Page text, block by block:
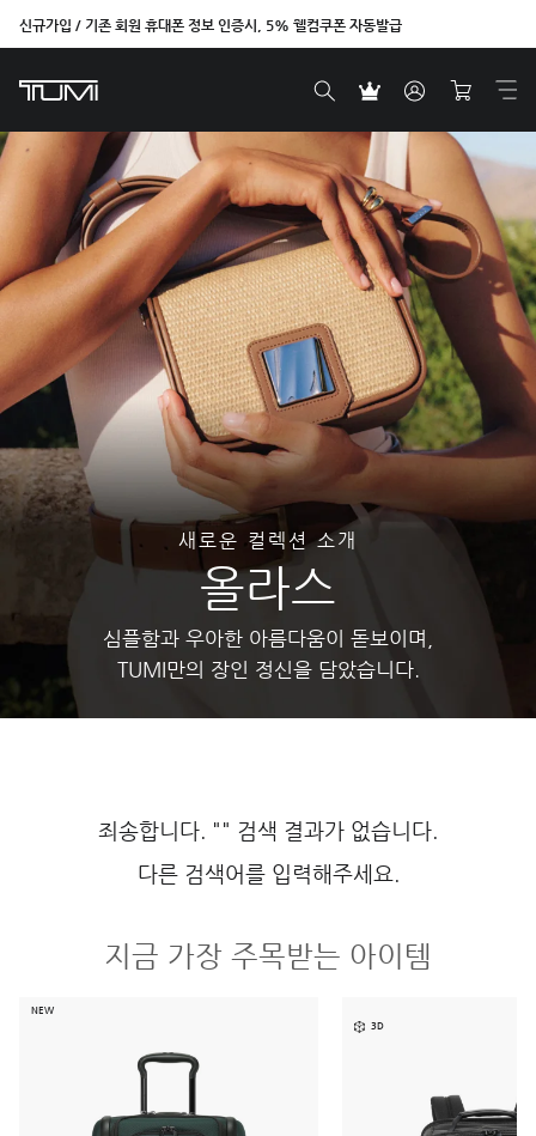
신규가입 / 기존 회원 휴대폰 정보 인증시, 5% 웰컴쿠폰 자동발급
새로운 컬렉션 소개
올라스
심플함과 우아한 아름다움이 돋보이며,
TUMI만의 장인 정신을 담았습니다.
죄송합니다. "" 검색 결과가 없습니다.
다른 검색어를 입력해주세요.
지금 가장 주목받는 아이템
NEW
3D